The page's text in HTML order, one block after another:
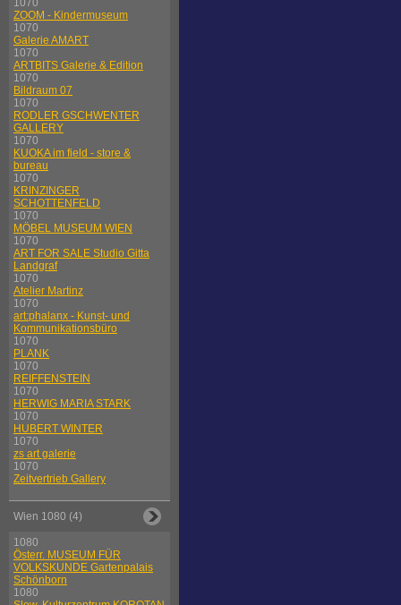
1070
ZOOM - Kindermuseum
1070
Galerie AMART
1070
ARTBITS Galerie & Edition
1070
Bildraum 07
1070
RODLER GSCHWENTER
GALLERY
1070
KUOKA im field - store &
bureau
1070
KRINZINGER
SCHOTTENFELD
1070
MÖBEL MUSEUM WIEN
1070
ART FOR SALE Studio Gitta
Landgraf
1070
Atelier Martinz
1070
art:phalanx - Kunst- und
Kommunikationsbüro
1070
PLANK
1070
REIFFENSTEIN
1070
HERWIG MARIA STARK
1070
HUBERT WINTER
1070
zs art galerie
1070
Zeitvertrieb Gallery
Wien 1080 (4)
1080
Österr. MUSEUM FÜR
VOLKSKUNDE Gartenpalais
Schönborn
1080